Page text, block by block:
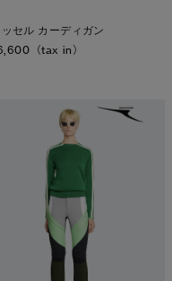
ッセル カーディガン
（tax in）